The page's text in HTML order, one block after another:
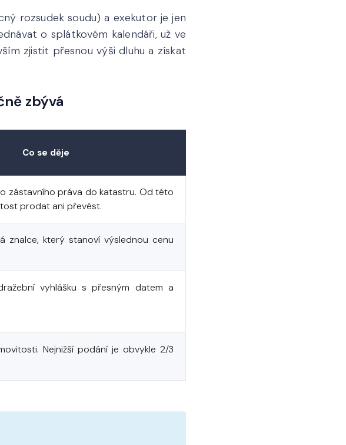
rozsudek soudu) a exekutor je jen
o splátkovém kalendáři, už ve
zjistit přesnou výši dluhu a získat
zbývá
Co se děje
zástavního práva do katastru. Od této
prodat ani převést.
znalce, který stanoví výslednou cenu
vyhlášku s přesným datem a
Nejnižší podání je obvykle 2/3